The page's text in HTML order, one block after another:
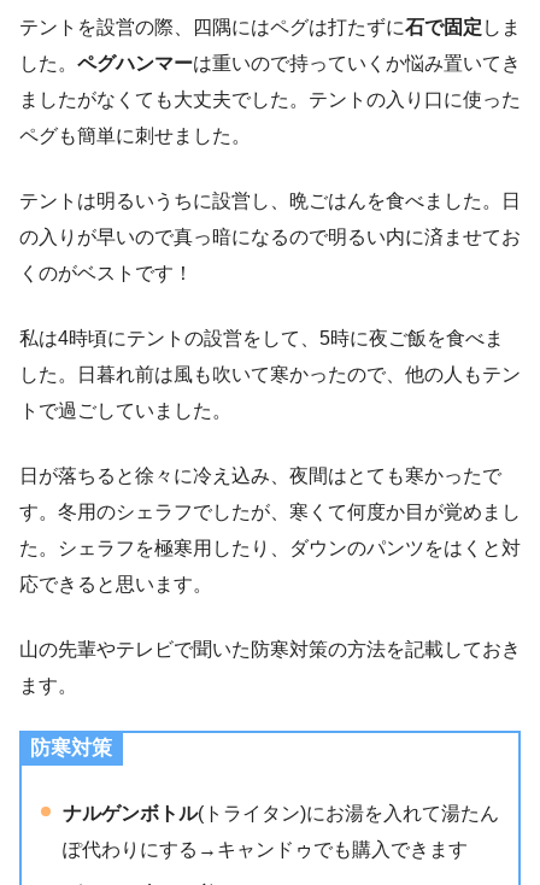
テントを設営の際、四隅にはペグは打たずに石で固定 しま
した。 ペグハンマーは重いので持っていくか悩み置いてき
ましたがなくても大丈夫でした。テントの入り口に使った
ペグも簡単に刺せました。
テントは明るいうちに設営し、晩ごはんを食べました。日
の入りが早いので真っ暗になるので明るい内に済ませてお
くのがベストです！
私は4時頃にテントの設営をして、5時に夜ご飯を食べま
した。日暮れ前は風も吹いて寒かったので、他の人もテン
トで過ごしていました。
日が落ちると徐々に冷え込み、夜間はとても寒かったで
す。冬用のシェラフでしたが、寒くて何度か目が覚めまし
た。シェラフを極寒用したり、ダウンのパンツをはくと対
応できると思います。
山の先輩やテレビで聞いた防寒対策の方法を記載しておき
ます。
防寒対策
ナルゲンボトル(トライタン)にお湯を入れて湯たん
ぽ代わりにする→キャンドゥでも購入できます